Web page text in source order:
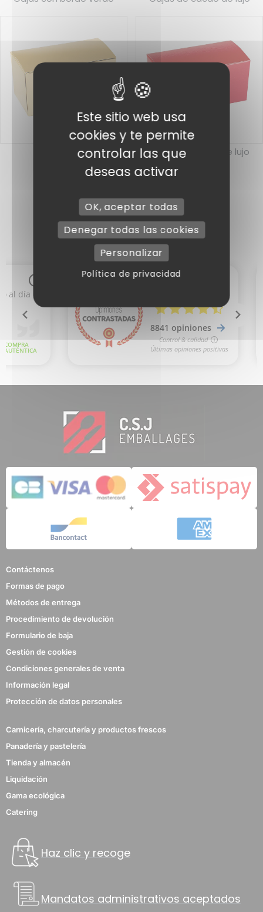
Cajas de oro Cajas de rubíes de lujo
Contáctenos
Formas de pago
Métodos de entrega
Procedimiento de devolución
Formulario de baja
Gestión de cookies
Condiciones generales de venta
Información legal
Protección de datos personales
Carnicería, charcutería y productos frescos
Panadería y pastelería
Tienda y almacén
Liquidación
Gama ecológica
Catering
Haz clic y recoge
Mandatos administrativos aceptados
Este sitio web usa
cookies y te permite
controlar las que
deseas activar
OK, aceptar todas
Denegar todas las cookies
Personalizar
Política de privacidad